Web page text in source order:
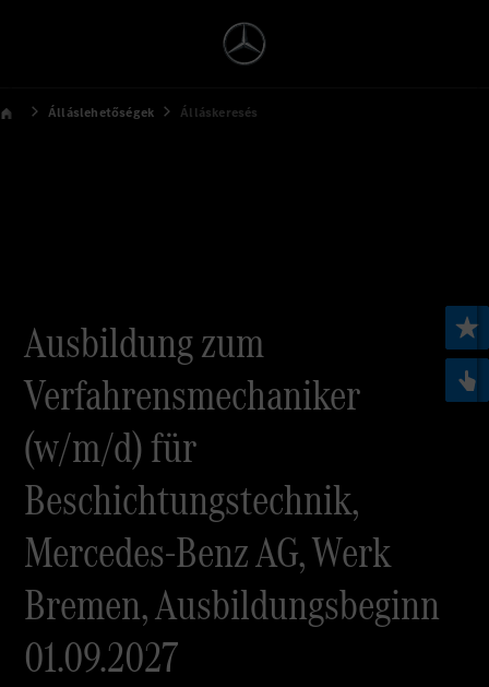
Álláslehetőségek Álláskeresés
Ausbildung zum
Verfahrensmechaniker
(w/m/d) für
Beschichtungstechnik,
Mercedes-Benz AG, Werk
Bremen, Ausbildungsbeginn
01.09.2027